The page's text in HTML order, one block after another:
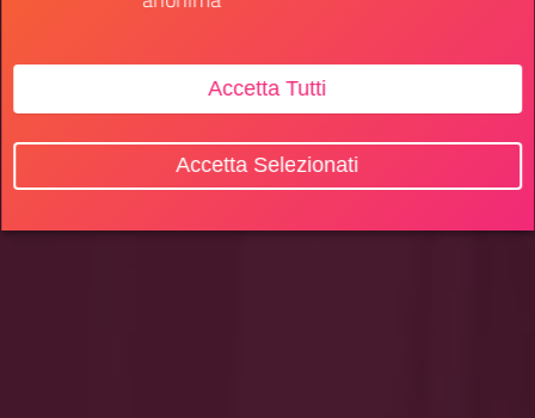
Accetta Tutti
Accetta Selezionati